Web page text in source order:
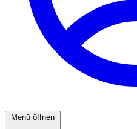
Menü öffnen